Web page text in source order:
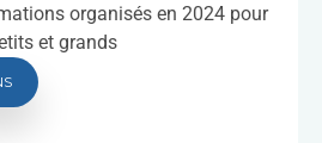
organisés en 2024 pour
et grands